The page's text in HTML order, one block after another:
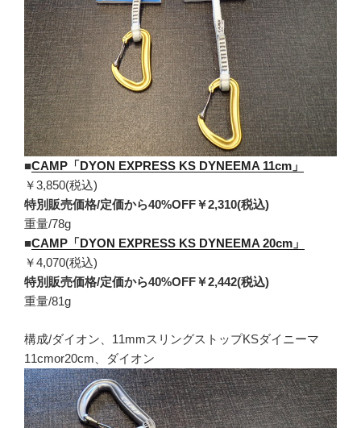
■CAMP「DYON EXPRESS KS DYNEEMA 11cm」
￥3,850(税込)
特別販売価格/定価から40%OFF￥2,310(税込)
重量/78g
■CAMP「DYON EXPRESS KS DYNEEMA 20cm」
￥4,070(税込)
特別販売価格/定価から40%OFF￥2,442(税込)
重量/81g
構成/ダイオン、11mmスリングストップKSダイニーマ
11cmor20cm、ダイオン